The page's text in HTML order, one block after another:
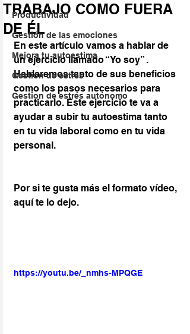
Productividad
Gestión de las emociones
Mejora tu autoestima
Gestión de estrés
Gestion de estrés autónomo
TRABAJO COMO FUERA
DE ÉL
En este artículo vamos a hablar de
un ejercicio llamado “Yo soy” .
Hablaremos tanto de sus beneficios
como los pasos necesarios para
practicarlo. Este ejercicio te va a
ayudar a subir tu autoestima tanto
en tu vida laboral como en tu vida
personal.
Por si te gusta más el formato vídeo,
aquí te lo dejo.
https://youtu.be/_nmhs-MPQGE